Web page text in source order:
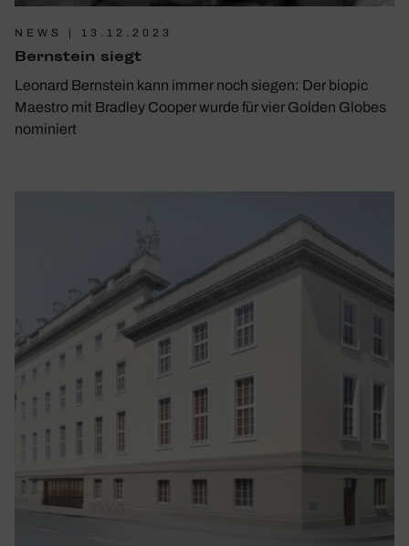
NEWS | 13.12.2023
Bern­stein siegt
Leonard Bernstein kann immer noch siegen: Der biopic
Maestro mit Bradley Cooper wurde für vier Golden Globes
nominiert